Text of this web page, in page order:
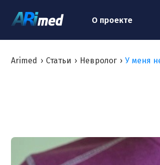
О проекте
Arimed › Статьи › Невролог › У меня